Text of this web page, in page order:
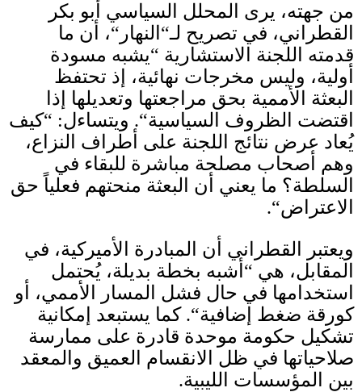
من جهته، يرى المحلل السياسي أبو بكر
القطراني، في تصريح لـ“ النهار “، أن ما
قدمته اللجنة الاستشارية “يشبه مسودة
أولية، وليس مخرجات نهائية، إذ تحتفظ
البعثة الأممية بحق مراجعتها وتعديلها إذا
اقتضت الظروف السياسية“. ويتساءل: “كيف
يُعاد عرض نتائج اللجنة على أطراف النزاع،
وهم أصحاب مصلحة مباشرة للبقاء في
السلطة؟ ما يعني أن البعثة منحتهم فعلياً حق
الاعتراض“.
ويعتبر القطراني أن المبادرة الأميركية، في
المقابل، هي “ أشبه بخطة بديلة، يُحتمل
استخدامها في حال فشل المسار الأممي، أو
كورقة ضغط إضافية“.كما يستبعد إمكانية
تشكيل حكومة موحدة قادرة على ممارسة
صلاحياتها في ظل الانقسام العميق والمعقد
بين المؤسسات الليبية.